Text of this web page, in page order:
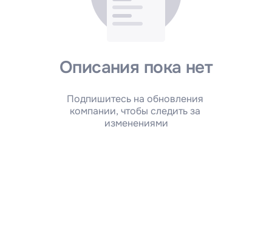
Описания пока нет
Подпишитесь на обновления
компании, чтобы следить за
изменениями